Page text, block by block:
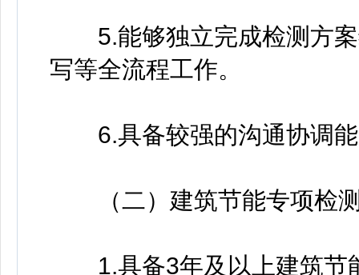
5.能够独立完成检测方案
写等全流程工作。
6.具备较强的沟通协调能
（二）建筑节能专项检测
1.具备3年及以上建筑节